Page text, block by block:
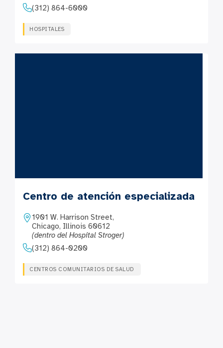
(312) 864-6000
HOSPITALES
Centro de atención especializada
1901 W. Harrison Street,
Chicago, Illinois 60612
(dentro del Hospital Stroger)
(312) 864-0200
CENTROS COMUNITARIOS DE SALUD